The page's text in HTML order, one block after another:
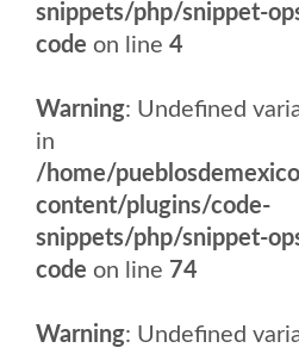
snippets/php/snippet-
code on line 4
Warning: Undefined
in
/home/
content/plugins/code-
snippets/php/snippet-
code on line 74
Warning: Undefined